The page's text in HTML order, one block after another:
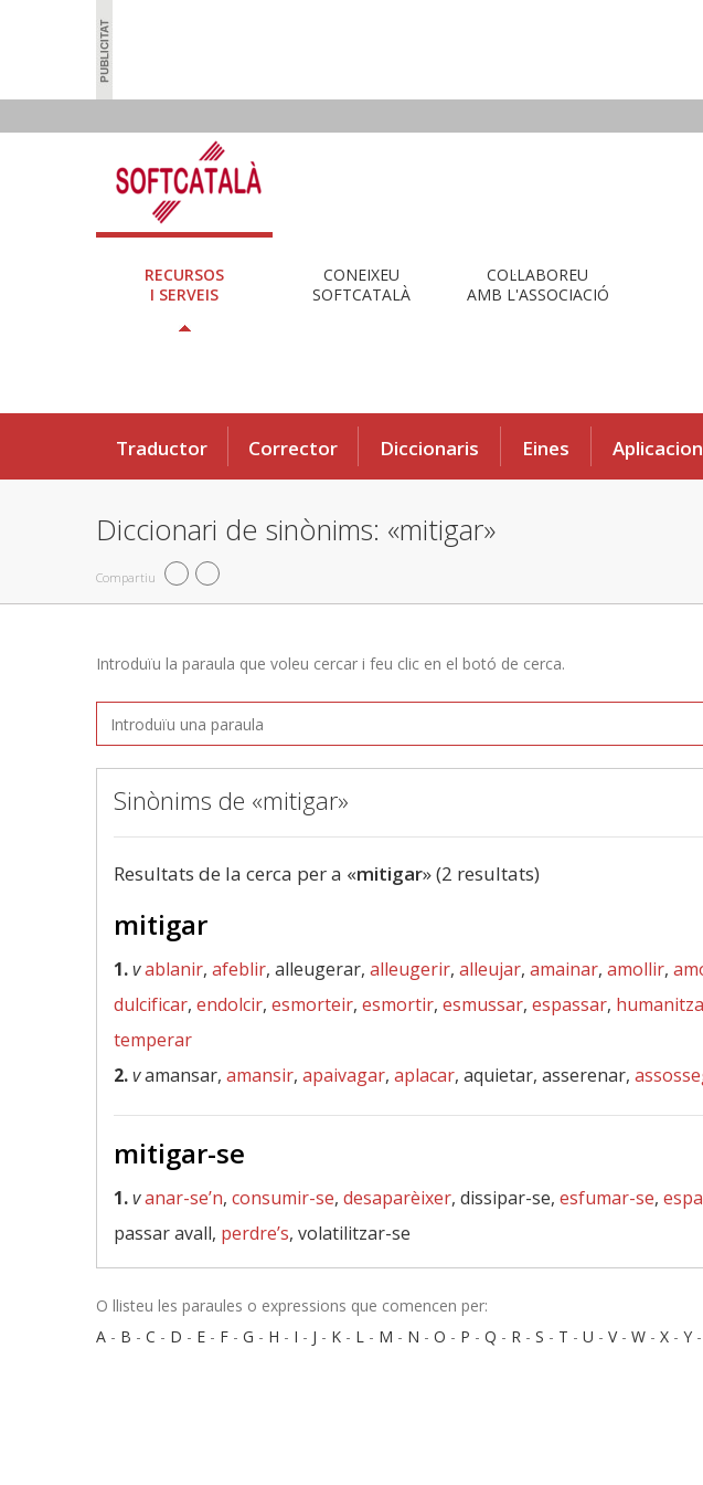
RECURSOS
I SERVEIS
CONEIXEU
SOFTCATALÀ
COL·LABOREU
AMB L'ASSOCIACIÓ
Traductor Corrector Diccionaris Eines
Diccionari de sinònims: «mitigar»
Compartiu
Introduïu la paraula que voleu cercar i feu clic en el botó de cerca.
Sinònims de «mitigar»
Resultats de la cerca per a «mitigar» (2 resultats)
mitigar
1.vablanir, afeblir, alleugerar, alleugerir, alleujar, amainar, amollir,
dulcificar, endolcir, esmorteir, esmortir, esmussar, espassar,
temperar
2.vamansar, amansir, apaivagar, aplacar, aquietar, asserenar,
mitigar-se
1.vanar-se’n, consumir-se, desaparèixer, dissipar-se, esfumar-se,
passar avall, perdre’s, volatilitzar-se
O llisteu les paraules o expressions que comencen per:
A - B - C - D - E - F - G - H - I - J - K - L - M - N - O - P - Q - R - S - T - U - V- W - X - Y -